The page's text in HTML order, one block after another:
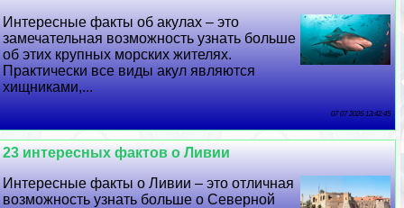
Интересные факты об акулах – это
замечательная возможность узнать больше
об этих крупных морских жителях.
Пpaктически все виды акул являются
хищниками,...
07 07 2026 13:42:45
23 интересных фактов о Ливии
Интересные факты о Ливии – это отличная
возможность узнать больше о Северной